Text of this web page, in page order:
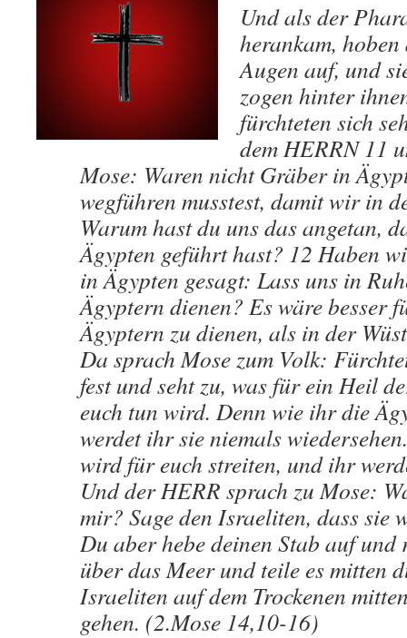
Und als der
herankam,
Augen auf, und
zogen hinter
fürchteten sich
dem HERRN 11
Mose: Waren nicht Gräber in
wegführen musstest, damit wir in
Warum hast du uns das angetan,
Ägypten geführt hast? 12 Haben
in Ägypten gesagt: Lass uns in
Ägyptern dienen? Es wäre besser
Ägyptern zu dienen, als in der
Da sprach Mose zum Volk:
fest und seht zu, was für ein Heil
euch tun wird. Denn wie ihr die
werdet ihr sie niemals
wird für euch streiten, und ihr
Und der HERR sprach zu Mose:
mir? Sage den Israeliten, dass sie
Du aber hebe deinen Stab auf und
über das Meer und teile es mitten
Israeliten auf dem Trockenen
gehen. (2.Mose 14,10-16)